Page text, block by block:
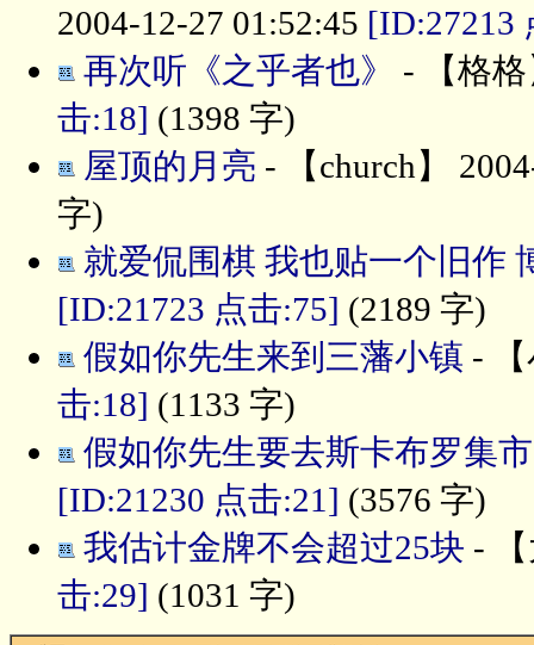
2004-12-27 01:52:45 [ID:27213
再次听《之乎者也》
- 【格
击:18] (1398 字)
屋顶的月亮 - 【church】
字)
就爱侃围棋 我也贴一个旧作
[ID:21723 点击:75] (2189 字)
假如你先生来到三藩小镇 -
击:18] (1133 字)
假如你先生要去斯卡布罗集市
[ID:21230 点击:21] (3576 字)
我估计金牌不会超过25块 -
击:29] (1031 字)